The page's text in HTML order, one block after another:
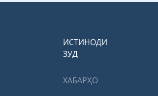
ИСТИНОДИ
ЗУД
ХАБАРҲО